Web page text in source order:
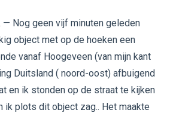
— Nog geen vijf minuten geleden
object met op de hoeken een
vanaf Hoogeveen (van mijn kant
Duitsland ( noord-oost) afbuigend
en ik stonden op de straat te kijken
ik plots dit object zag.. Het maakte